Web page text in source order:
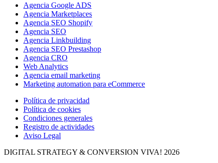
Agencia Google ADS
Agencia Marketplaces
Agencia SEO Shopify
Agencia SEO
Agencia Linkbuilding
Agencia SEO Prestashop
Agencia CRO
Web Analytics
Agencia email marketing
Marketing automation para eCommerce
Política de privacidad
Política de cookies
Condiciones generales
Registro de actividades
Aviso Legal
DIGITAL STRATEGY & CONVERSION VIVA! 2026